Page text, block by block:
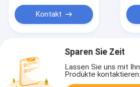
Kontakt
Sparen Sie Zeit
Lassen Sie uns mit
Produkte kontaktieren.